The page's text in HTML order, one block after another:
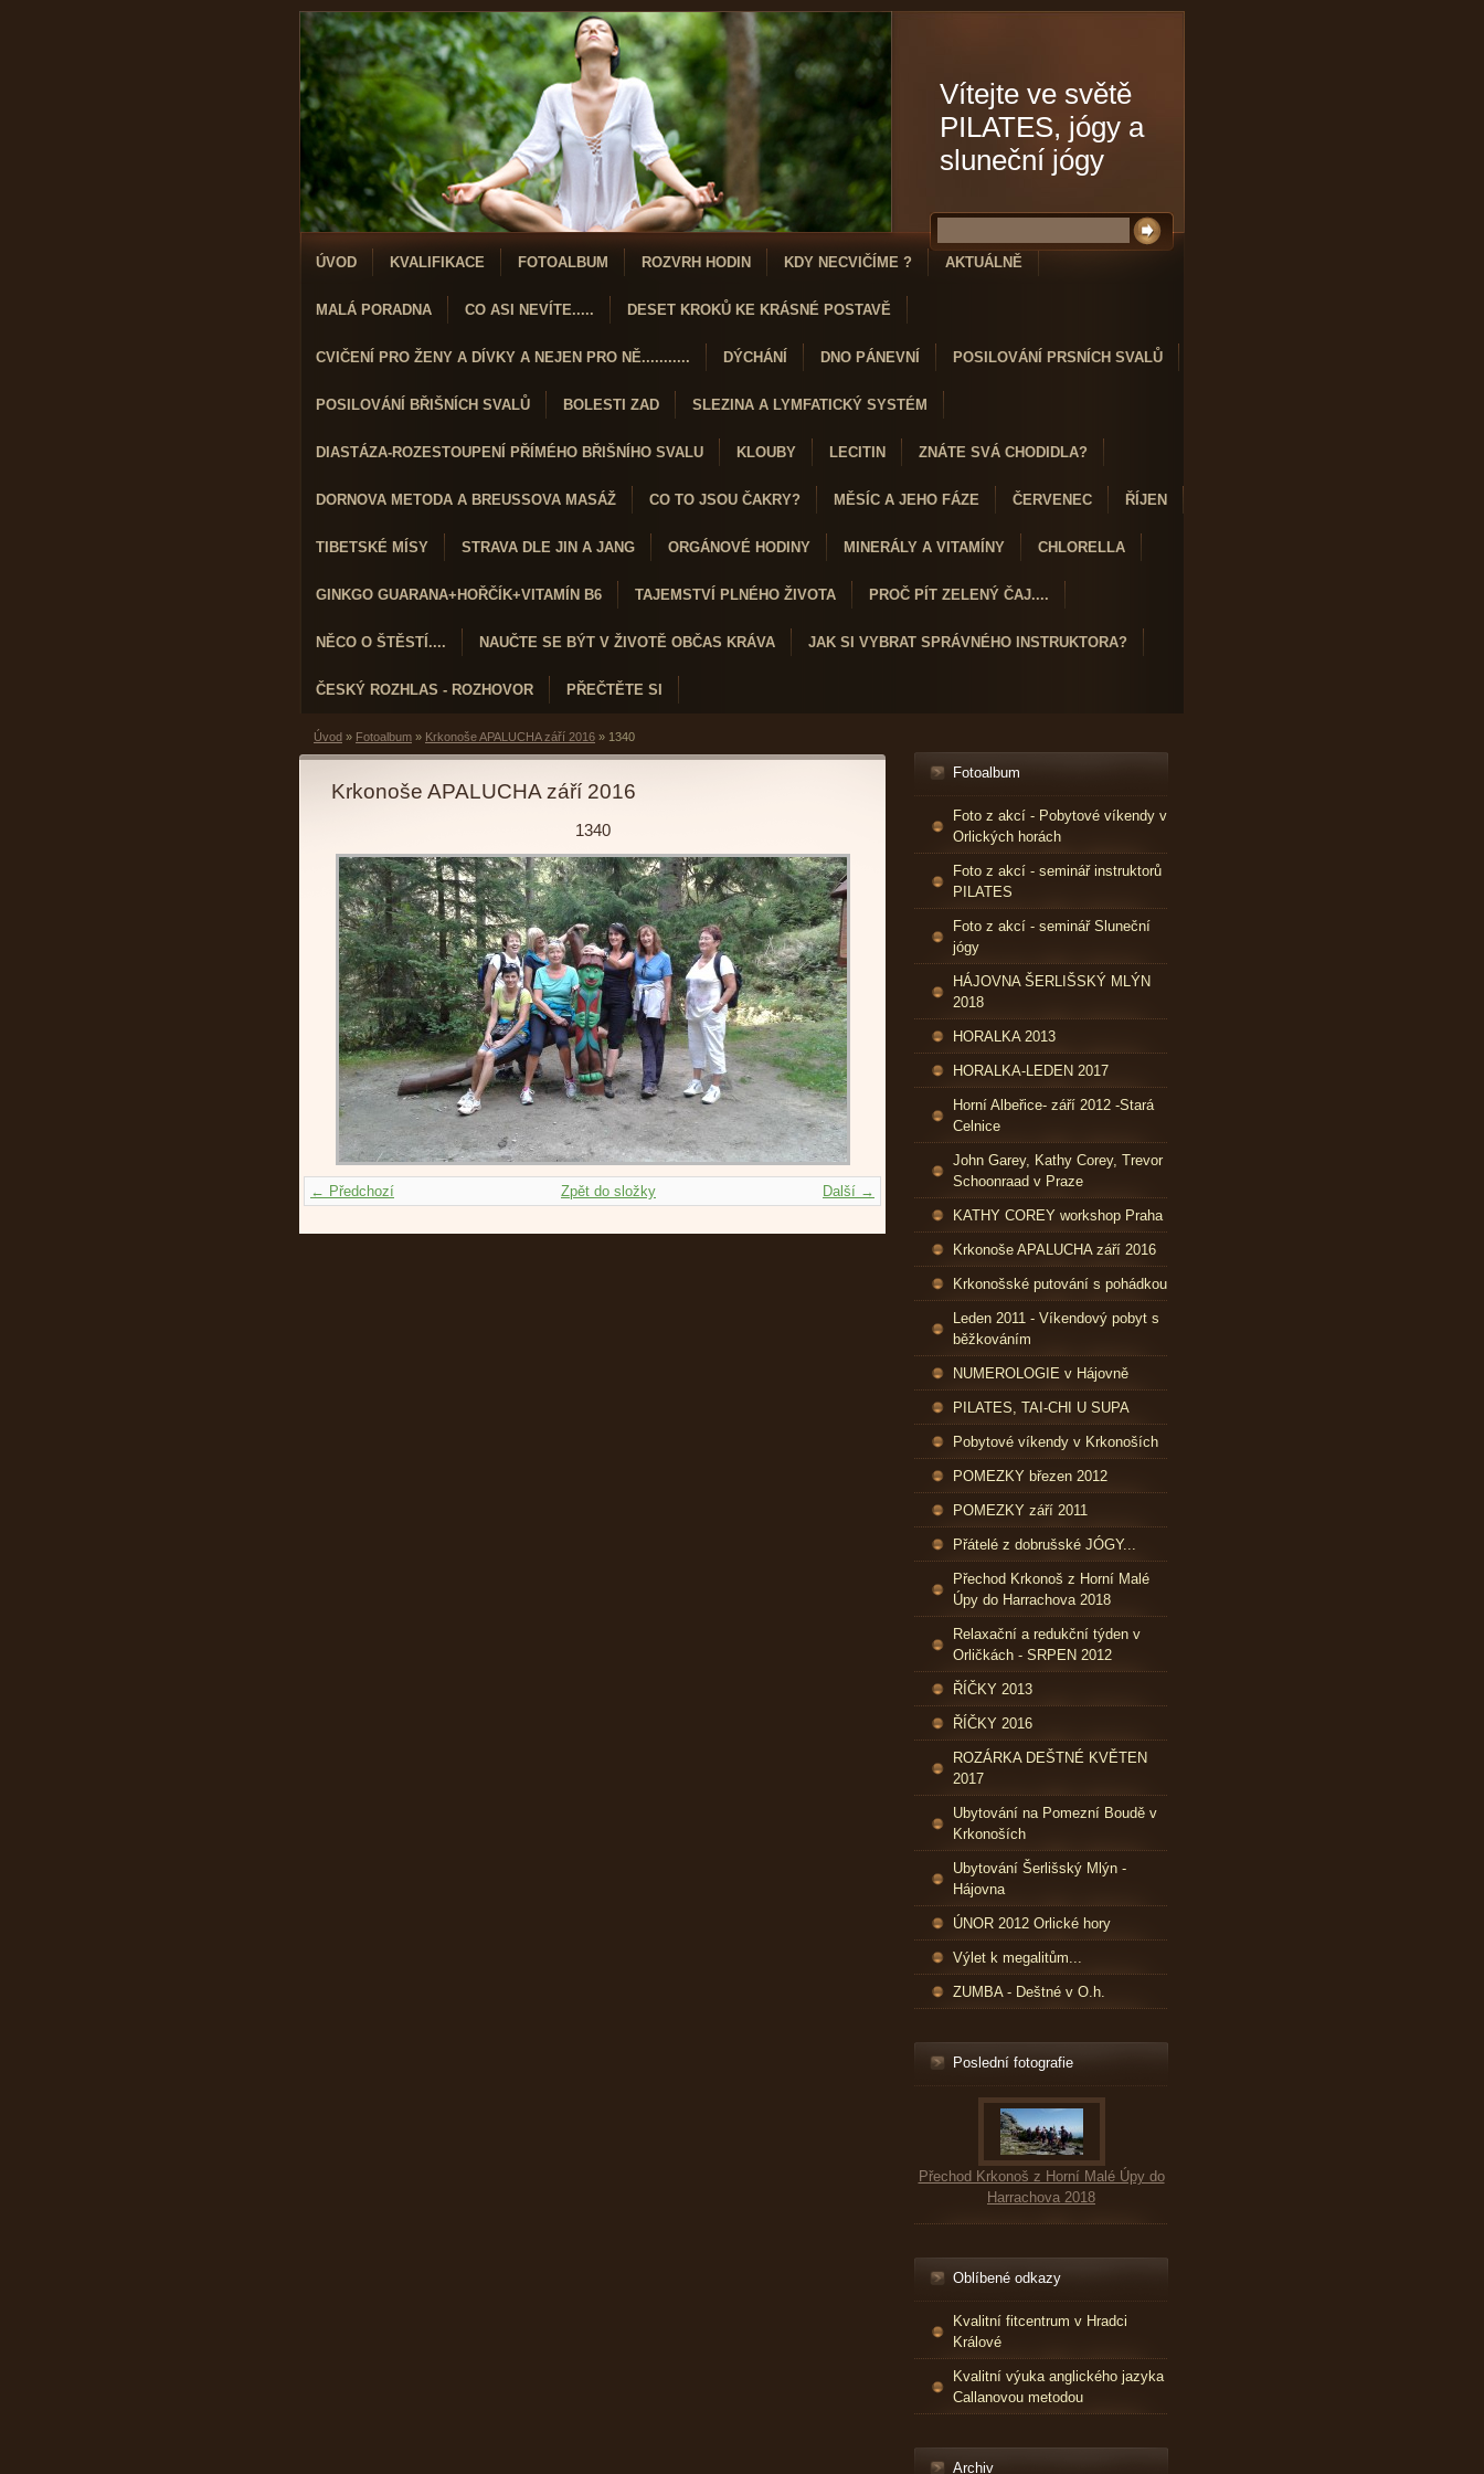
Vítejte ve světě
PILATES, jógy a
sluneční jógy
ÚVOD KVALIFIKACE FOTOALBUM ROZVRH HODIN KDY NECVIČÍME ? AKTUÁLNĚ
MALÁ PORADNA CO ASI NEVÍTE..... DESET KROKŮ KE KRÁSNÉ POSTAVĚ
CVIČENÍ PRO ŽENY A DÍVKY A NEJEN PRO NĚ........... DÝCHÁNÍ DNO PÁNEVNÍ POSILOVÁNÍ PRSNÍCH SVALŮ
POSILOVÁNÍ BŘIŠNÍCH SVALŮ BOLESTI ZAD SLEZINA A LYMFATICKÝ SYSTÉM
DIASTÁZA-ROZESTOUPENÍ PŘÍMÉHO BŘIŠNÍHO SVALU KLOUBY LECITIN ZNÁTE SVÁ CHODIDLA?
DORNOVA METODA A BREUSSOVA MASÁŽ CO TO JSOU ČAKRY? MĚSÍC A JEHO FÁZE ČERVENEC ŘÍJEN
TIBETSKÉ MÍSY STRAVA DLE JIN A JANG ORGÁNOVÉ HODINY MINERÁLY A VITAMÍNY CHLORELLA
GINKGO GUARANA+HOŘČÍK+VITAMÍN B6 TAJEMSTVÍ PLNÉHO ŽIVOTA PROČ PÍT ZELENÝ ČAJ....
NĚCO O ŠTĚSTÍ.... NAUČTE SE BÝT V ŽIVOTĚ OBČAS KRÁVA JAK SI VYBRAT SPRÁVNÉHO INSTRUKTORA?
ČESKÝ ROZHLAS - ROZHOVOR PŘEČTĚTE SI
Úvod » Fotoalbum » Krkonoše APALUCHA září 2016 » 1340
Krkonoše APALUCHA září 2016
1340
← Předchozí Další →
Zpět do složky
Fotoalbum
Foto z akcí - Pobytové víkendy v
Orlických horách
Foto z akcí - seminář instruktorů
PILATES
Foto z akcí - seminář Sluneční
jógy
HÁJOVNA ŠERLIŠSKÝ MLÝN
2018
HORALKA 2013
HORALKA-LEDEN 2017
Horní Albeřice- září 2012 -Stará
Celnice
John Garey, Kathy Corey, Trevor
Schoonraad v Praze
KATHY COREY workshop Praha
Krkonoše APALUCHA září 2016
Krkonošské putování s pohádkou
Leden 2011 - Víkendový pobyt s
běžkováním
NUMEROLOGIE v Hájovně
PILATES, TAI-CHI U SUPA
Pobytové víkendy v Krkonoších
POMEZKY březen 2012
POMEZKY září 2011
Přátelé z dobrušské JÓGY...
Přechod Krkonoš z Horní Malé
Úpy do Harrachova 2018
Relaxační a redukční týden v
Orličkách - SRPEN 2012
ŘÍČKY 2013
ŘÍČKY 2016
ROZÁRKA DEŠTNÉ KVĚTEN
2017
Ubytování na Pomezní Boudě v
Krkonoších
Ubytování Šerlišský Mlýn -
Hájovna
ÚNOR 2012 Orlické hory
Výlet k megalitům...
ZUMBA - Deštné v O.h.
Poslední fotografie
Přechod Krkonoš z Horní Malé Úpy do
Harrachova 2018
Oblíbené odkazy
Kvalitní fitcentrum v Hradci
Králové
Kvalitní výuka anglického jazyka
Callanovou metodou
Archiv